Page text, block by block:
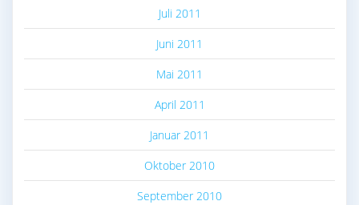
Juli 2011
Juni 2011
Mai 2011
April 2011
Januar 2011
Oktober 2010
September 2010